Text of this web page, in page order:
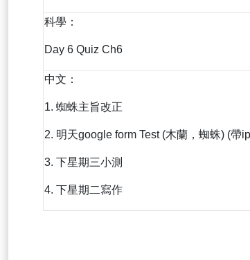
科學：
Day 6 Quiz Ch6
中文：
1. 蜘蛛主旨改正
2. 明天google form Test (木蘭，蜘蛛) (帶
3. 下星期三小測
4. 下星期二寫作